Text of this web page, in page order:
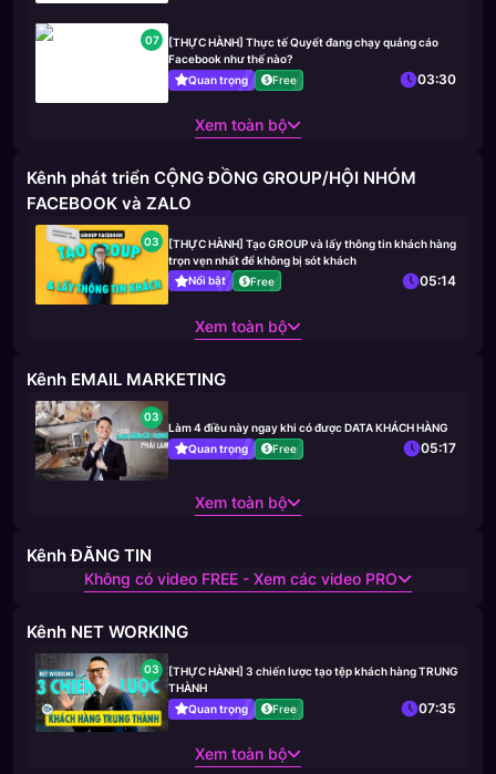
07
[THỰC HÀNH] Thực tế Quyết đang chạy quảng cáo
Facebook như thế nào?
Quan trọng
Free 03:30
Xem toàn bộ
Kênh phát triển CỘNG ĐỒNG GROUP/HỘI NHÓM
FACEBOOK và ZALO
03
[THỰC HÀNH] Tạo GROUP và lấy thông tin khách hàng
trọn vẹn nhất để không bị sót khách
Nổi bật
Free 05:14
Xem toàn bộ
Kênh EMAIL MARKETING
03
Làm 4 điều này ngay khi có được DATA KHÁCH HÀNG
Quan trọng
Free 05:17
Xem toàn bộ
Kênh ĐĂNG TIN
Không có video FREE - Xem các video PRO
Kênh NET WORKING
03
[THỰC HÀNH] 3 chiến lược tạo tệp khách hàng TRUNG
THÀNH
Quan trọng
Free 07:35
Xem toàn bộ